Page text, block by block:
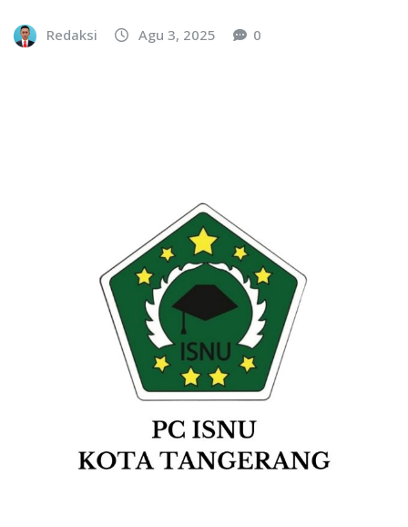
Redaksi Agu 3, 2025 0